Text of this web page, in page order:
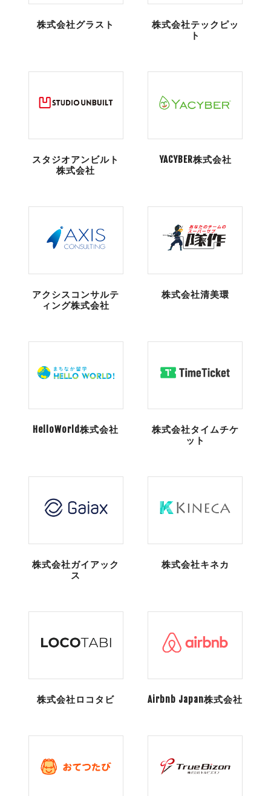
株式会社グラスト
株式会社テックピッ
ト
スタジオアンビルト
株式会社
YACYBER株式会社
アクシスコンサルテ
ィング株式会社
株式会社清美環
HelloWorld株式会社
株式会社タイムチケ
ット
株式会社ガイアック
ス
株式会社キネカ
株式会社ロコタビ Airbnb Japan株式会社